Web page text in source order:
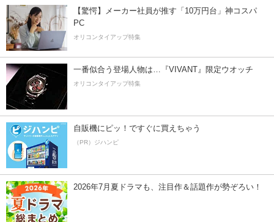
【驚愕】メーカー社員が推す「10万円台」神コスパ
PC
オリコンタイアップ特集
一番似合う登場人物は…『VIVANT』限定ウオッチ
オリコンタイアップ特集
自販機にピッ！ですぐに買えちゃう
（PR）ジハンピ
2026年7月夏ドラマも、注目作＆話題作が勢ぞろい！